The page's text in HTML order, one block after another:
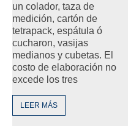
un colador, taza de
medición, cartón de
tetrapack, espátula ó
cucharon, vasijas
medianos y cubetas. El
costo de elaboración no
excede los tres
LEER MÁS